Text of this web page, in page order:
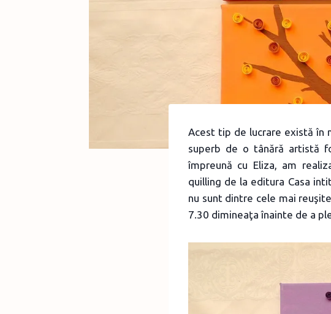
Acest tip de lucrare există în
superb de o tânără artistă
împreună cu Eliza, am
quilling de la editura Casa
nu sunt dintre cele mai
7.30 dimineaţa înainte de a